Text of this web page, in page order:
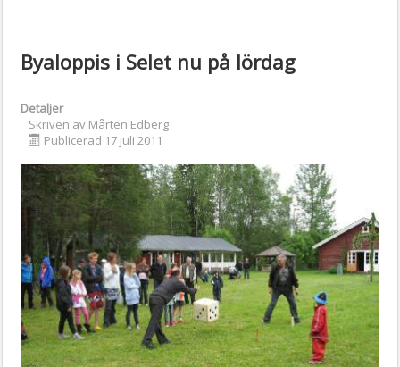
Byaloppis i Selet nu på lördag
Detaljer
Skriven av Mårten Edberg
Publicerad 17 juli 2011